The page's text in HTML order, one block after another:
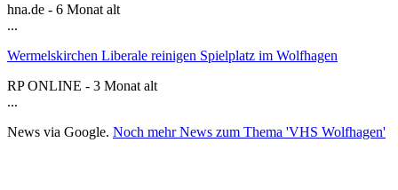
hna.de - 6 Monat alt
...
Wermelskirchen Liberale reinigen Spielplatz im Wolfhagen
RP ONLINE - 3 Monat alt
...
News via Google. Noch mehr News zum Thema 'VHS Wolfhagen'